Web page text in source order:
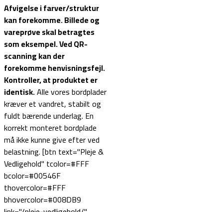
Afvigelse i farver/struktur
kan forekomme. Billede og
vareprøve skal betragtes
som eksempel.Ved QR-
scanning kan der
forekomme henvisningsfejl.
Kontroller, at produktet er
identisk.Alle vores bordplader
kræver et vandret, stabilt og
fuldt bærende underlag. En
korrekt monteret bordplade
må ikke kunne give efter ved
belastning. [btn text="Pleje &
Vedligehold" tcolor=#FFF
bcolor=#00546F
thovercolor=#FFF
bhovercolor=#008DB9